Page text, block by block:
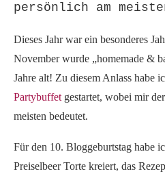
persönlich am
Dieses Jahr war ein besonderes
November wurde „homemade &
Jahre alt! Zu diesem Anlass habe
Partybuffet gestartet, wobei mir
meisten bedeutet.
Für den 10. Bloggeburtstag habe
Preiselbeer Torte kreiert, das